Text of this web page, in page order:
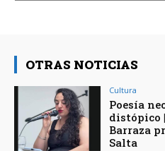
OTRAS NOTICIAS
Cultura
Poesía
distópico
Barraza
Salta